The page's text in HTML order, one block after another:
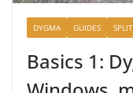
DYGMA GUIDES
Basics 1: